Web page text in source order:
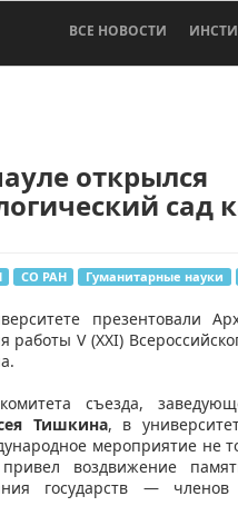
ВСЕ НОВОСТИ
открылся
сад
СО РАН Гуманитарные науки
презентовали
V (XXI)
съезда,
Тишкина, в
мероприятие не
воздвижение
государств — членов